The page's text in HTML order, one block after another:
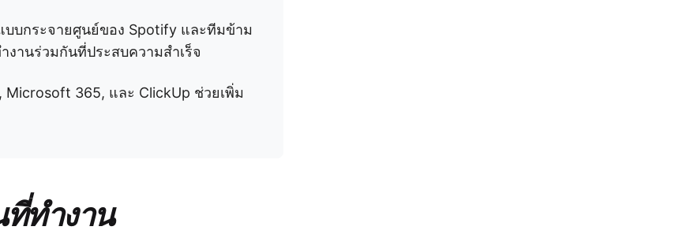
บกระจายศูนย์ของ Spotify และทีมข้าม
งานร่วมกันที่ประสบความสำเร็จ
Microsoft 365, และ ClickUp ช่วยเพิ่ม
ที่ทำงาน